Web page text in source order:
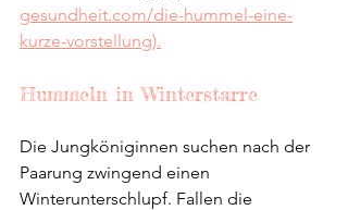
gesundheit.com/die-hummel-eine-
kurze-vorstellung).
Hummeln in Winterstarre
Die Jungköniginnen suchen nach der
Paarung zwingend einen
Winterunterschlupf. Fallen die